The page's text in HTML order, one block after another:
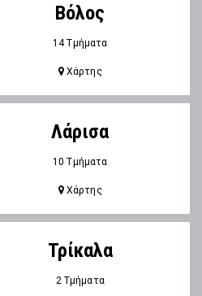
Βόλος
14 Τμήματα
Χάρτης
Λάρισα
10 Τμήματα
Χάρτης
Τρίκαλα
2 Τμήματα